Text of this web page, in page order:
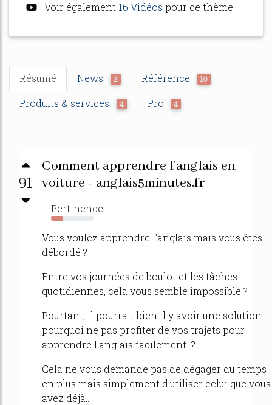
Voir également 16 Vidéos pour ce thème
Résumé News 2 Référence 10
Produits & services 4 Pro 4
91
Comment apprendre l'anglais en
voiture - anglais5minutes.fr
Pertinence
29%
Vous voulez apprendre l'anglais mais vous êtes
débordé ?
Entre vos journées de boulot et les tâches
quotidiennes, cela vous semble impossible ?
Pourtant, il pourrait bien il y avoir une solution :
pourquoi ne pas profiter de vos trajets pour
apprendre l'anglais facilement ?
Cela ne vous demande pas de dégager du temps
en plus mais simplement d'utiliser celui que vous
avez déjà...